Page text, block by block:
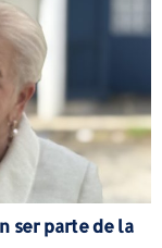
ser parte de la